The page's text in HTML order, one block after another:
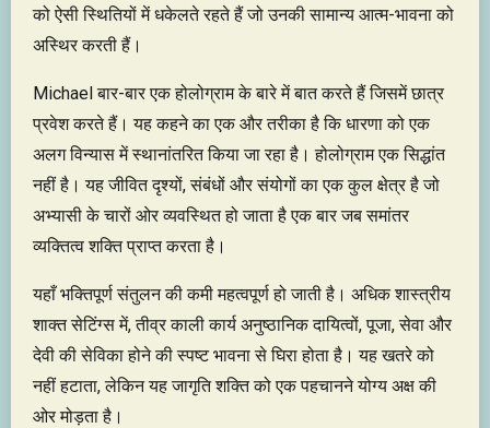
को ऐसी स्थितियों में धकेलते रहते हैं जो उनकी सामान्य आत्म-भावना को
अस्थिर करती हैं।
Michael बार-बार एक होलोग्राम के बारे में बात करते हैं जिसमें छात्र
प्रवेश करते हैं। यह कहने का एक और तरीका है कि धारणा को एक
अलग विन्यास में स्थानांतरित किया जा रहा है। होलोग्राम एक सिद्धांत
नहीं है। यह जीवित दृश्यों, संबंधों और संयोगों का एक कुल क्षेत्र है जो
अभ्यासी के चारों ओर व्यवस्थित हो जाता है एक बार जब समांतर
व्यक्तित्व शक्ति प्राप्त करता है।
यहाँ भक्तिपूर्ण संतुलन की कमी महत्वपूर्ण हो जाती है। अधिक शास्त्रीय
शाक्त सेटिंग्स में, तीव्र काली कार्य अनुष्ठानिक दायित्वों, पूजा, सेवा और
देवी की सेविका होने की स्पष्ट भावना से घिरा होता है। यह खतरे को
नहीं हटाता, लेकिन यह जागृति शक्ति को एक पहचानने योग्य अक्ष की
ओर मोड़ता है।